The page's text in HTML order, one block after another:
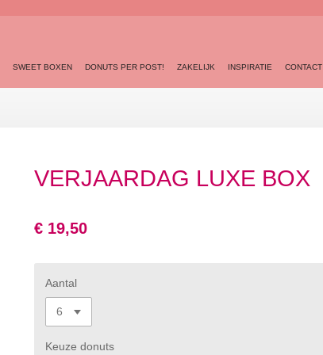
SWEET BOXEN DONUTS PER POST! ZAKELIJK INSPIRATIE CONTACT
VERJAARDAG LUXE BOX
€ 19,50
Aantal
Keuze donuts